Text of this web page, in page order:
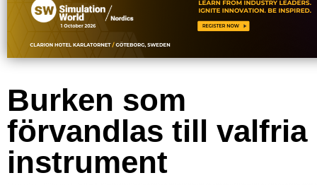
Burken som
förvandlas till valfria
instrument